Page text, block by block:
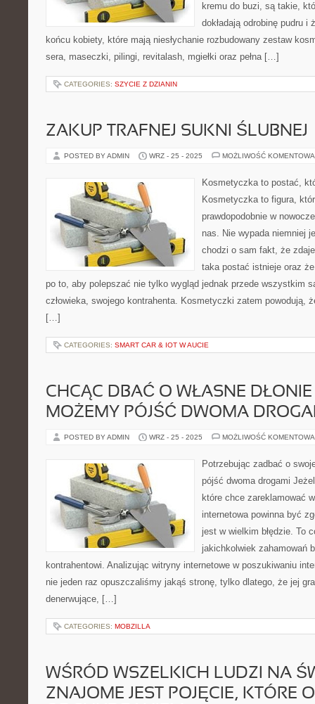
kremu do buzi, są takie,
dokładają odrobinę pudru
końcu kobiety, które mają niesłychanie rozbudowany zestaw
sera, maseczki, pilingi, revitalash, mgiełki oraz pełna […]
CATEGORIES: SZYCIE Z DZIANIN
ZAKUP TRAFNEJ SUKNI ŚLUBNEJ
POSTED BY ADMIN WRZ - 25 - 2025 MOŻLIWOŚĆ
Kosmetyczka to postać,
Kosmetyczka to figura,
prawdopodobnie w
nas. Nie wypada niemniej
chodzi o sam fakt, że
taka postać istnieje oraz
po to, aby polepszać nie tylko wygląd jednak przede wszystkim
człowieka, swojego kontrahenta. Kosmetyczki zatem powodują,
[…]
CATEGORIES: SMART CAR & IOT W AUCIE
CHCĄC DBAĆ O WŁASNE
MOŻEMY PÓJŚĆ DWOMA
POSTED BY ADMIN WRZ - 25 - 2025 MOŻLIWOŚĆ
Potrzebując zadbać o
pójść dwoma drogami
które chce zareklamować
internetowa powinna być
jest w wielkim błędzie. To
jakichkolwiek zahamowań
kontrahentowi. Analizując witryny internetowe w poszukiwaniu
nie jeden raz opuszczaliśmy jakąś stronę, tylko dlatego, że jej
denerwujące, […]
CATEGORIES: MOBZILLA
WŚRÓD WSZELKICH LUDZI NA
ZNAJOME JEST POJĘCIE, KTÓRE